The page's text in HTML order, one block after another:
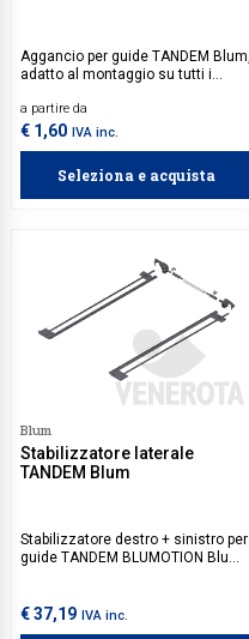
Aggancio per guide TANDEM Blum,
adatto al montaggio su tutti i
Disponibile per lato sx o dx.
a partire da
€ 1,60 IVA inc.
Seleziona e acquista
Blum
Stabilizzatore laterale
TANDEM Blum
Stabilizzatore destro + sinistro per
guide TANDEM BLUMOTION Blum
€ 37,19 IVA inc.